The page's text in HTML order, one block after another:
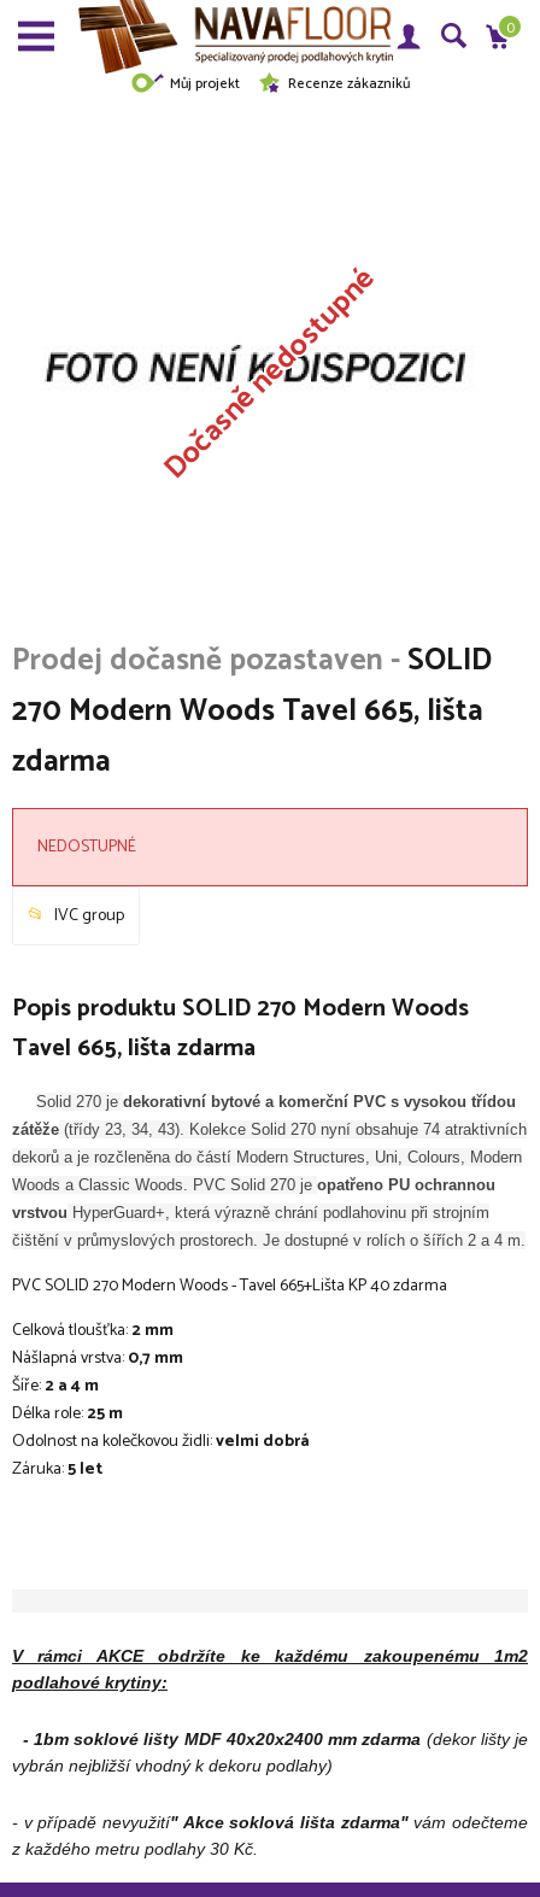
Můj projekt Recenze zákazníků
0
Dočasně nedostupné
SOLID
270 Modern Woods Tavel 665, lišta
zdarma
NEDOSTUPNÉ
IVC group
Popis produktu SOLID 270 Modern Woods
Tavel 665, lišta zdarma
Solid 270 je dekorativní bytové a komerční PVC s vysokou třídou
zátěže (třídy 23, 34, 43). Kolekce Solid 270 nyní obsahuje 74 atraktivních
dekorů a je rozčleněna do částí Modern Structures, Uni, Colours, Modern
Woods a Classic Woods. PVC Solid 270 je opatřeno PU ochrannou
vrstvou HyperGuard+, která výrazně chrání podlahovinu při strojním
čištění v průmyslových prostorech. Je dostupné v rolích o šířích 2 a 4 m.
PVC SOLID 270 Modern Woods - Tavel 665+Lišta KP 40 zdarma
Celková tloušťka:2 mm
Nášlapná vrstva:0,7 mm
Šíře:2 a 4 m
Délka role:25 m
Odolnost na kolečkovou židli:velmi dobrá
Záruka:5 let
V rámci AKCE obdržíte ke každému zakoupenému 1m2
podlahové krytiny:
- 1bm soklové lišty MDF 40x20x2400 mm zdarma (dekor lišty je
vybrán nejbližší vhodný k dekoru podlahy)
- v případě nevyužití" Akce soklová lišta zdarma"vám odečteme
z každého metru podlahy 30 Kč.